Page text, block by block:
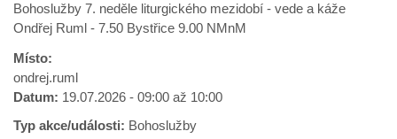
Bohoslužby 7. neděle liturgického mezidobí - vede a káže
Ondřej Ruml - 7.50 Bystřice 9.00 NMnM
Místo:
ondrej.ruml
Datum: 19.07.2026 - 09:00 až 10:00
Typ akce/události: Bohoslužby